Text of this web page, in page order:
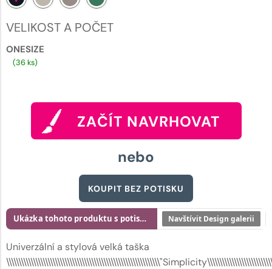
VELIKOST A POČET
ONESIZE
(36 ks)
ZAČÍT NAVRHOVAT
nebo
KOUPIT BEZ POTISKU
Univerzální a stylová velká taška
Ukázka tohoto produktu s potiskem Navštívit Design galerii